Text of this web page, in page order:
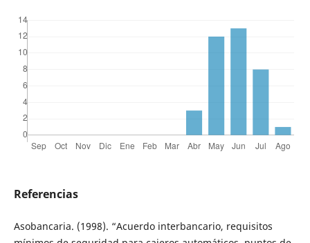
Referencias
Asobancaria. (1998). “Acuerdo interbancario, requisitos